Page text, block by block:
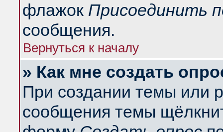
флажок Присоединить
сообщения.
Вернуться к началу
» Как мне создать
При создании темы или
сообщения темы